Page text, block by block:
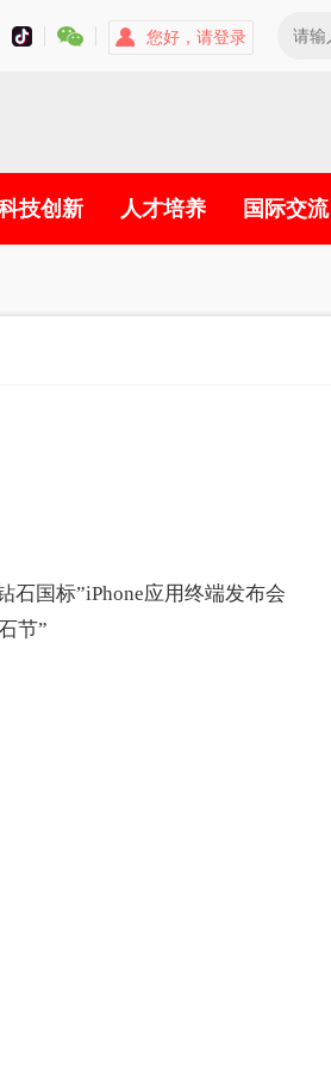
您好，请登录
技创新 人才培养 国际交流
石国标”iPhone应用终端发布会
节”